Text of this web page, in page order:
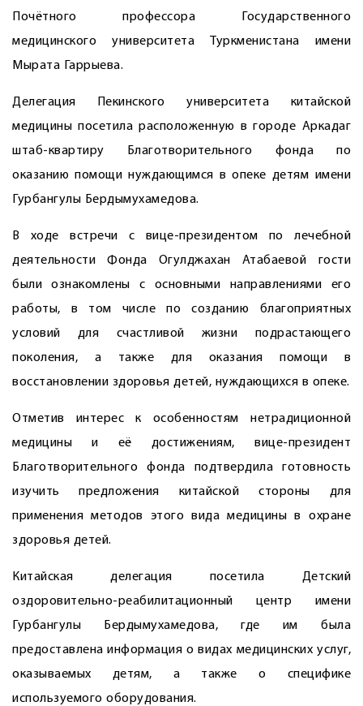
Почётного профессора Государственного
медицинского университета Туркменистана имени
Мырата Гаррыева.
Делегация Пекинского университета китайской
медицины посетила расположенную в городе Аркадаг
штаб-квартиру Благотворительного фонда по
оказанию помощи нуждающимся в опеке детям имени
Гурбангулы Бердымухамедова.
В ходе встречи с вице-президентом по лечебной
деятельности Фонда ­Огулджахан Атабаевой гости
были ознакомлены с основными направлениями его
работы, в том числе по созданию благоприятных
условий для счастливой жизни подрастающего
поколения, а также для оказания помощи в
восстановлении здоровья детей, нуждающихся в опеке.
Отметив интерес к особенностям нетрадиционной
медицины и её достижениям, вице-президент
Благотворительного фонда подтвердила готовность
изучить предложения китайской стороны для
применения методов этого вида медицины в охране
здоровья детей.
Китайская делегация посетила Детский
оздоровительно-реабилитационный центр имени
Гурбангулы Бердымухамедова, где им была
предоставлена информация о видах медицинских услуг,
оказываемых детям, а также о специфике
используемого оборудования.